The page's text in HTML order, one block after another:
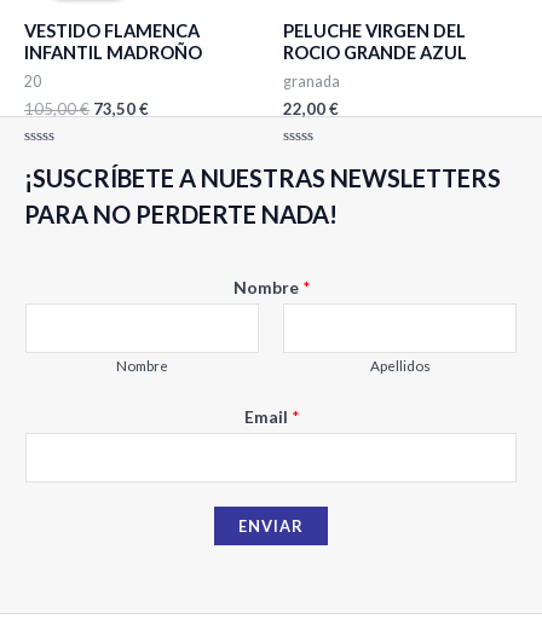
VESTIDO FLAMENCA
INFANTIL MADROÑO
20
105,00€
105,00 €.
73,50€
73,50 €.
con
0
5
PELUCHE VIRGEN DEL
ROCIO GRANDE AZUL
granada
22,00€
con
0
5
¡SUSCRÍBETE A NUESTRAS NEWSLETTERS
PARA NO PERDERTE NADA!
m
N
m
b
r
Nombre *
Nombre Apellidos
Email *
ENVIAR